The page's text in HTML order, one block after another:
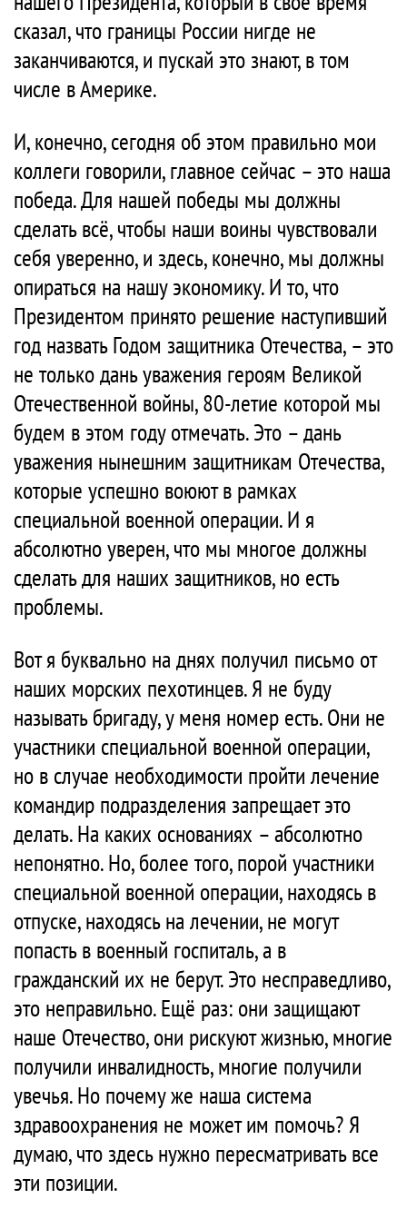
сказал, что границы России нигде не
заканчиваются, и пускай это знают, в том
числе в Америке.
И, конечно, сегодня об этом правильно мои
коллеги говорили, главное сейчас – это наша
победа. Для нашей победы мы должны
сделать всё, чтобы наши воины чувствовали
себя уверенно, и здесь, конечно, мы должны
опираться на нашу экономику. И то, что
Президентом принято решение наступивший
год назвать Годом защитника Отечества, – это
не только дань уважения героям Великой
Отечественной войны, 80-летие которой мы
будем в этом году отмечать. Это – дань
уважения нынешним защитникам Отечества,
которые успешно воюют в рамках
специальной военной операции. И я
абсолютно уверен, что мы многое должны
сделать для наших защитников, но есть
проблемы.
Вот я буквально на днях получил письмо от
наших морских пехотинцев. Я не буду
называть бригаду, у меня номер есть. Они не
участники специальной военной операции,
но в случае необходимости пройти лечение
командир подразделения запрещает это
делать. На каких основаниях – абсолютно
непонятно. Но, более того, порой участники
специальной военной операции, находясь в
отпуске, находясь на лечении, не могут
попасть в военный госпиталь, а в
гражданский их не берут. Это несправедливо,
это неправильно. Ещё раз: они защищают
наше Отечество, они рискуют жизнью, многие
получили инвалидность, многие получили
увечья. Но почему же наша система
здравоохранения не может им помочь? Я
думаю, что здесь нужно пересматривать все
эти позиции.